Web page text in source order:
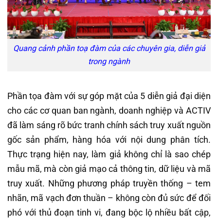
Quang cảnh phần toạ đàm của các chuyên gia, diễn giả
trong ngành
Phần tọa đàm với sự góp mặt của 5 diễn giả đại diện
cho các cơ quan ban ngành, doanh nghiệp và ACTIV
đã làm sáng rõ bức tranh chính sách truy xuất nguồn
gốc sản phẩm, hàng hóa với nội dung phân tích.
Thực trạng hiện nay, làm giả không chỉ là sao chép
mẫu mã, mà còn giả mạo cả thông tin, dữ liệu và mã
truy xuất. Những phương pháp truyền thống – tem
nhãn, mã vạch đơn thuần – không còn đủ sức để đối
phó với thủ đoạn tinh vi, đang bộc lộ nhiều bất cập,